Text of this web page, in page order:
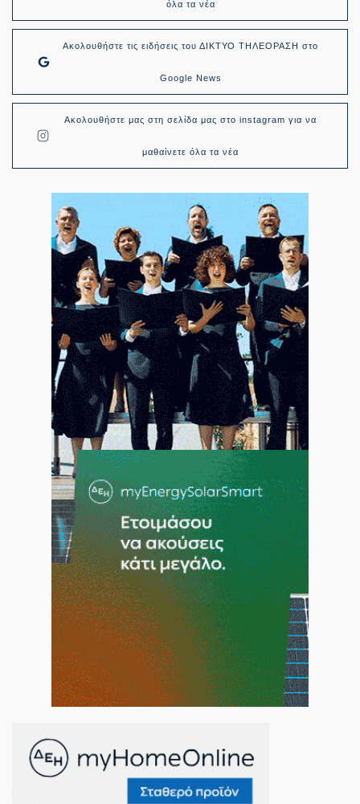
όλα τα νέα
Ακολουθήστε τις ειδήσεις του ΔΙΚΤΥΟ ΤΗΛΕΟΡΑΣΗ στο
Google News
Ακολουθήστε μας στη σελίδα μας στο instagram για να
μαθαίνετε όλα τα νέα